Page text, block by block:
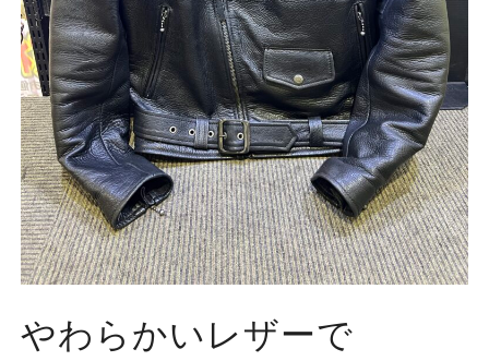
やわらかいレザーで